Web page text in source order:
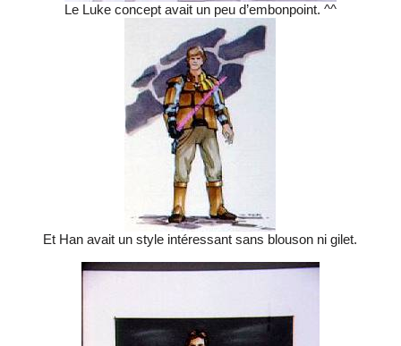
Le Luke concept avait un peu d’embonpoint. ^^
Et Han avait un style intéressant sans blouson ni gilet.